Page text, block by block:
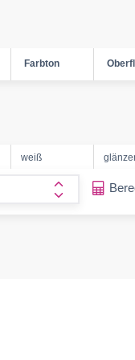
Farbton
weiß